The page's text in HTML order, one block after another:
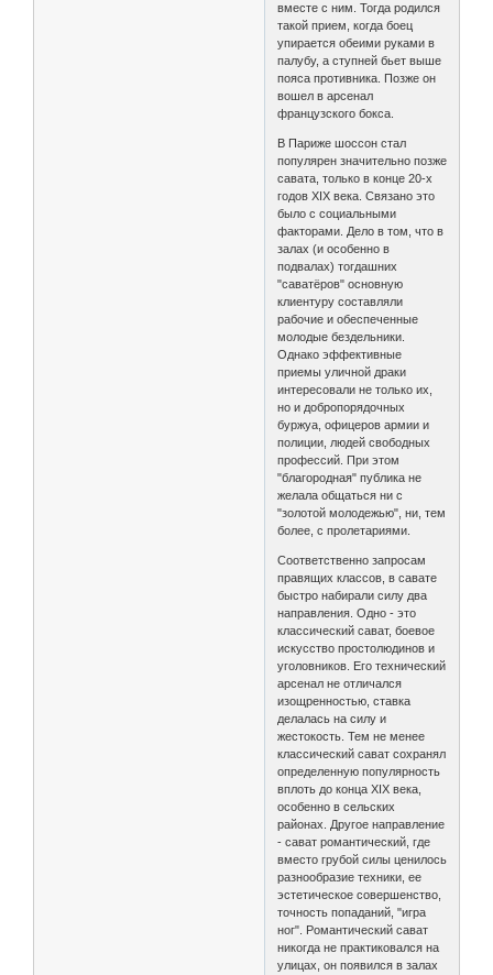
вместе с ним. Тогда родился
такой прием, когда боец
упирается обеими руками в
палубу, а ступней бьет выше
пояса противника. Позже он
вошел в арсенал
французского бокса.
В Париже шоссон стал
популярен значительно позже
савата, только в конце 20-х
годов XIX века. Связано это
было с социальными
факторами. Дело в том, что в
залах (и особенно в
подвалах) тогдашних
"саватёров" основную
клиентуру составляли
рабочие и обеспеченные
молодые бездельники.
Однако эффективные
приемы уличной драки
интересовали не только их,
но и добропорядочных
буржуа, офицеров армии и
полиции, людей свободных
профессий. При этом
"благородная" публика не
желала общаться ни с
"золотой молодежью", ни, тем
более, с пролетариями.
Соответственно запросам
правящих классов, в савате
быстро набирали силу два
направления. Одно - это
классический сават, боевое
искусство простолюдинов и
уголовников. Его технический
арсенал не отличался
изощренностью, ставка
делалась на силу и
жестокость. Тем не менее
классический сават сохранял
определенную популярность
вплоть до конца XIX века,
особенно в сельских
районах. Другое направление
- сават романтический, где
вместо грубой силы ценилось
разнообразие техники, ее
эстетическое совершенство,
точность попаданий, "игра
ног". Романтический сават
никогда не практиковался на
улицах, он появился в залах